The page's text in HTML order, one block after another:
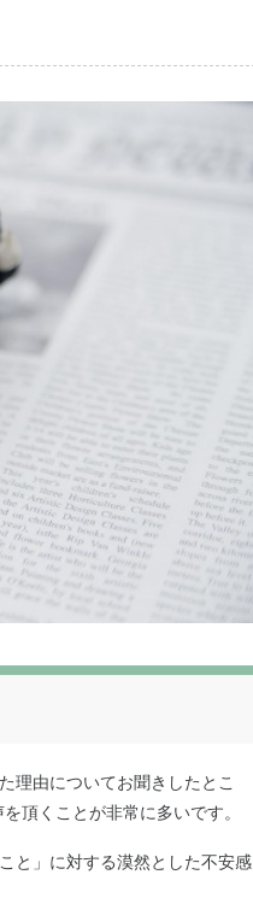
理由についてお聞きしたとこ
頂くことが非常に多いです。
と」に対する漠然とした不安感